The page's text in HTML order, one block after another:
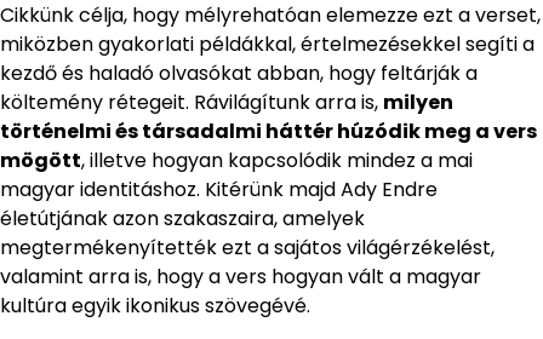
Cikkünk célja, hogy mélyrehatóan elemezze ezt a verset,
miközben gyakorlati példákkal, értelmezésekkel segíti a
kezdő és haladó olvasókat abban, hogy feltárják a
költemény rétegeit. Rávilágítunk arra is, milyen
történelmi és társadalmi háttér húzódik meg a vers
mögött, illetve hogyan kapcsolódik mindez a mai
magyar identitáshoz. Kitérünk majd Ady Endre
életútjának azon szakaszaira, amelyek
megtermékenyítették ezt a sajátos világérzékelést,
valamint arra is, hogy a vers hogyan vált a magyar
kultúra egyik ikonikus szövegévé.